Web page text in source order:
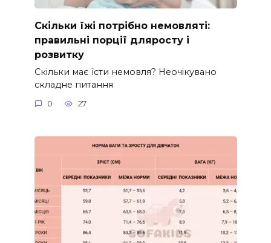
Скільки їжі потрібно немовляті:
правильні порції дляросту і
розвитку
Скільки має їсти немовля? Неочікувано
складне питання
0 27